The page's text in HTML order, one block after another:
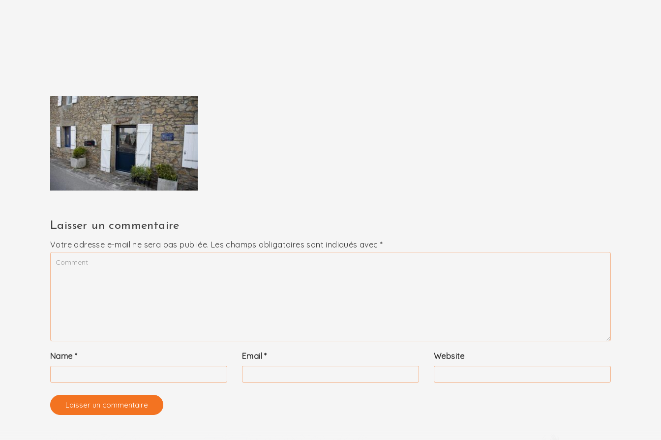
Laisser un commentaire
Votre adresse e-mail ne sera pas publiée. Les champs obligatoires sont indiqués avec*
Name * Email* Website